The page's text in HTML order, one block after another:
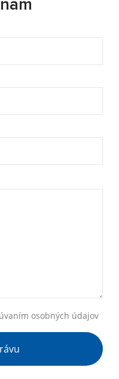
osobných údajov